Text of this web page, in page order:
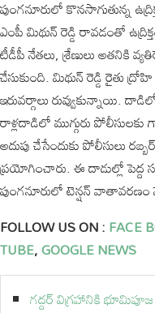
పుంగనూరులో కొనసాగుతున్న
ఎంపీ మిథున్ రెడ్డి రావడంతో
టీడీపీ నేతలు, శ్రేణులు అతనికి
చేసుకుంది. మిథున్ రెడ్డి రైతు
ఇరువర్గాలు రువ్వుకున్నాయి.
రాళ్లదాడిలో ముగ్గురు
అదుపు చేసేందుకు పోలీసులు
ప్రయోగించారు. ఈ దాడుల్లో
పుంగనూరులో టెన్షన్
FOLLOW US ON :FACE
TUBE,GOOGLE NEWS
గద్దర్ విగ్రహానికి